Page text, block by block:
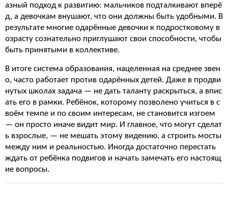
азный подход к развитию: мальчиков подталкивают вперё
д, а девочкам внушают, что они должны быть удобными. В
результате многие одарённые девочки к подростковому в
озрасту сознательно приглушают свои способности, чтобы
быть принятыми в коллективе.
В итоге система образования, нацеленная на среднее звен
о, часто работает против одарённых детей. Даже в продви
нутых школах задача — не дать таланту раскрыться, а впис
ать его в рамки. Ребёнок, которому позволено учиться в с
воём темпе и по своим интересам, не становится изгоем
— он просто иначе видит мир. И главное, что могут сделат
ь взрослые, — не мешать этому видению, а строить мосты
между ним и реальностью. Иногда достаточно перестать
ждать от ребёнка подвигов и начать замечать его настоящ
ие вопросы.